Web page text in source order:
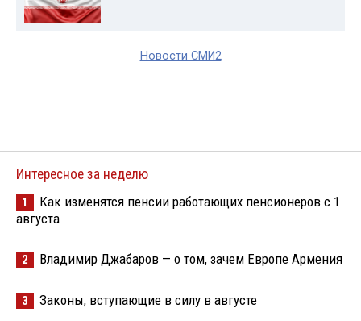
Новости СМИ2
Интересное за неделю
1
Как изменятся пенсии работающих пенсионеров с 1
августа
2 Владимир Джабаров — о том, зачем Европе Армения
3 Законы, вступающие в силу в августе